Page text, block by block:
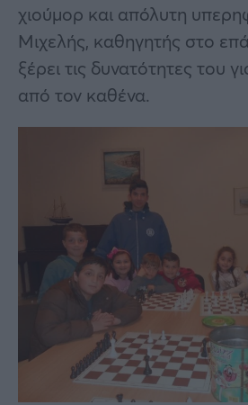
χιούμορ και απόλυτη
Μιχελής, καθηγητής στο
ξέρει τις δυνατότητες του
από τον καθένα.